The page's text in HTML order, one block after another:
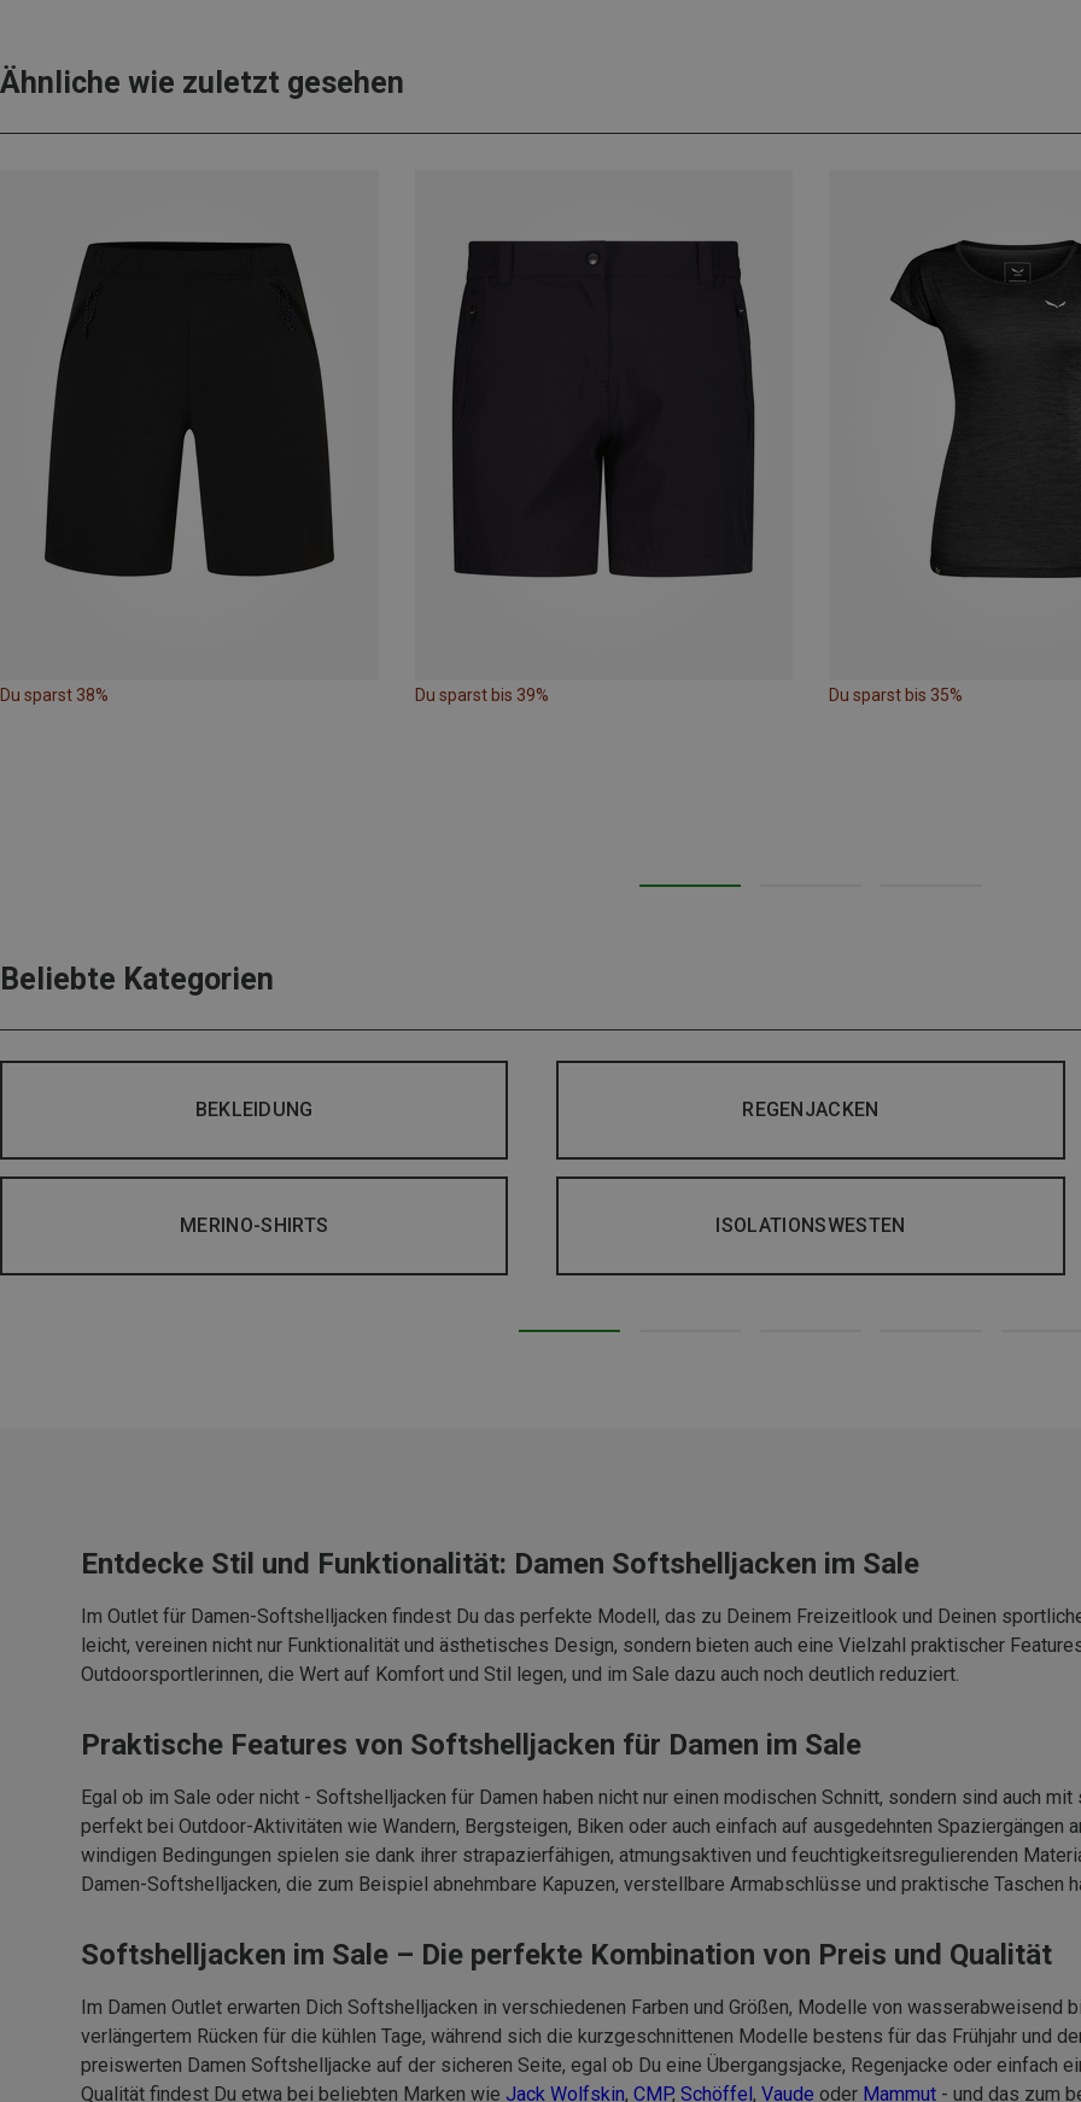
Ähnliche wie zuletzt gesehen
Du sparst 38% Du sparst bis 39% Du sparst bis 35%
Beliebte Kategorien
BEKLEIDUNG REGENJACKEN
MERINO-SHIRTS ISOLATIONSWESTEN
Entdecke Stil und Funktionalität: Damen Softshelljacken im Sale
Im Outlet für Damen-Softshelljacken findest Du das perfekte Modell, das zu Deinem Freizeitlook und Deinen
leicht, vereinen nicht nur Funktionalität und ästhetisches Design, sondern bieten auch eine Vielzahl praktischer
Outdoorsportlerinnen, die Wert auf Komfort und Stil legen, und im Sale dazu auch noch deutlich reduziert.
Praktische Features von Softshelljacken für Damen im Sale
Egal ob im Sale oder nicht - Softshelljacken für Damen haben nicht nur einen modischen Schnitt, sondern sind auch
perfekt bei Outdoor-Aktivitäten wie Wandern, Bergsteigen, Biken oder auch einfach auf ausgedehnten Spaziergängen
windigen Bedingungen spielen sie dank ihrer strapazierfähigen, atmungsaktiven und feuchtigkeitsregulierenden
Damen-Softshelljacken, die zum Beispiel abnehmbare Kapuzen, verstellbare Armabschlüsse und praktische
Softshelljacken im Sale – Die perfekte Kombination von Preis und Qualität
Im Damen Outlet erwarten Dich Softshelljacken in verschiedenen Farben und Größen, Modelle von wasserabweisend
verlängertem Rücken für die kühlen Tage, während sich die kurzgeschnittenen Modelle bestens für das Frühjahr und
preiswerten Damen Softshelljacke auf der sicheren Seite, egal ob Du eine Übergangsjacke, Regenjacke oder einfach
Qualität findest Du etwa bei beliebten Marken wie Jack Wolfskin, CMP, Schöffel , Vaude oder Mammut - und das zum